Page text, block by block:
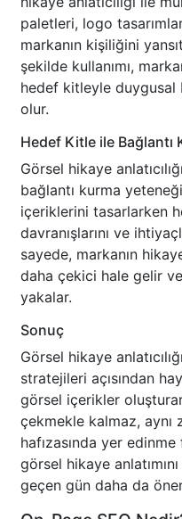
paletleri, logo
markanın kişiliğini
şekilde kullanımı,
hedef kitleyle duygusal
olur.
Hedef Kitle ile Bağlantı
Görsel hikaye
bağlantı kurma
içeriklerini tasarlarken
davranışlarını ve
sayede, markanın
daha çekici hale gelir
yakalar.
Sonuç
Görsel hikaye
stratejileri açısından
görsel içerikler
çekmekle kalmaz, aynı
hafızasında yer
görsel hikaye
geçen gün daha da